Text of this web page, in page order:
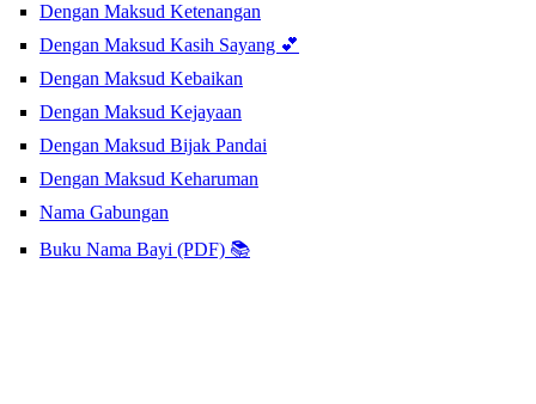
Dengan Maksud Ketenangan
Dengan Maksud Kasih Sayang 💕
Dengan Maksud Kebaikan
Dengan Maksud Kejayaan
Dengan Maksud Bijak Pandai
Dengan Maksud Keharuman
Nama Gabungan
Buku Nama Bayi (PDF) 📚